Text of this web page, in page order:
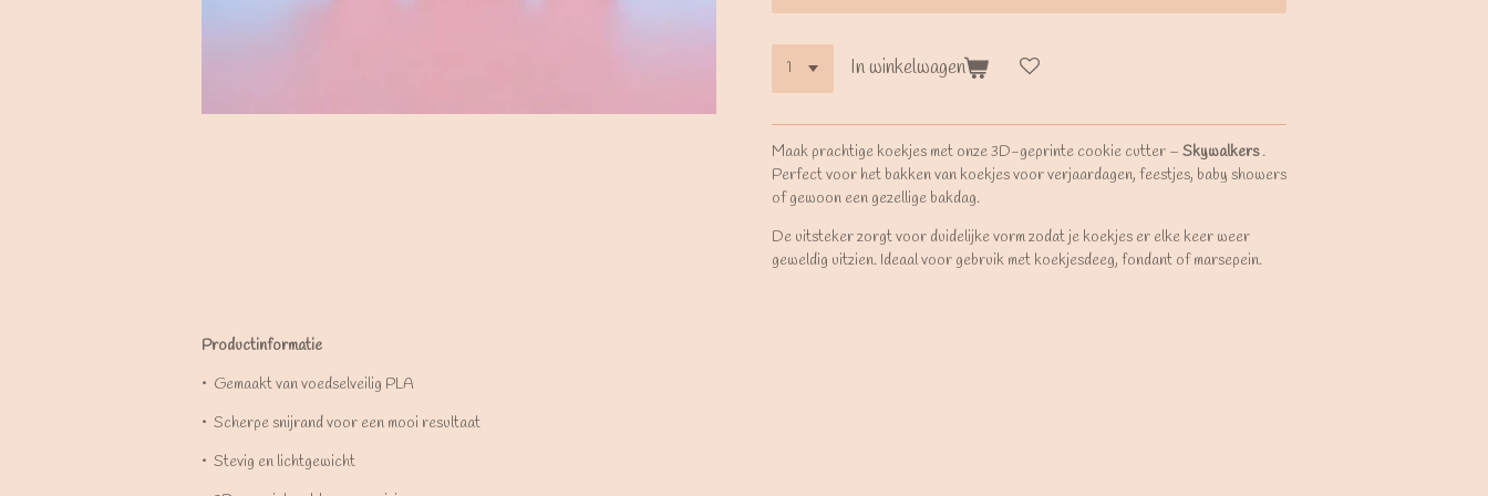
In winkelwagen
Maak prachtige koekjes met onze 3D-geprinte cookie cutter – Skywalkers.
Perfect voor het bakken van koekjes voor verjaardagen, feestjes, baby showers
of gewoon een gezellige bakdag.
De uitsteker zorgt voor duidelijke vorm zodat je koekjes er elke keer weer
geweldig uitzien. Ideaal voor gebruik met koekjesdeeg, fondant of marsepein.
Productinformatie
•⁠ ⁠Gemaakt van voedselveilig PLA
•⁠ ⁠Scherpe snijrand voor een mooi resultaat
•⁠ ⁠Stevig en lichtgewicht